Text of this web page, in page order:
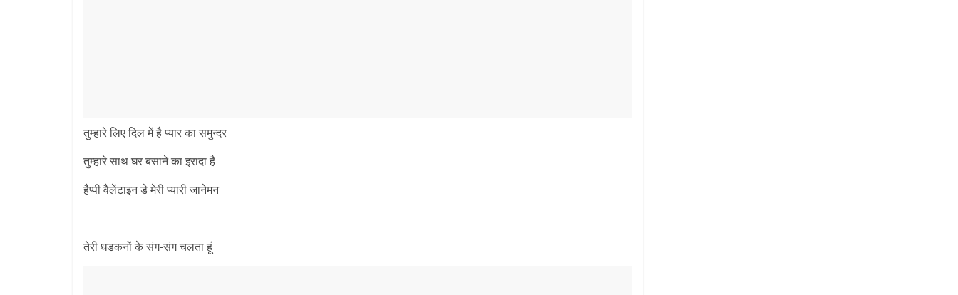
तुम्हारे लिए दिल में है प्यार का समुन्दर
तुम्हारे साथ घर बसाने का इरादा है
हैप्पी वैलेंटाइन डे मेरी प्यारी जानेमन
तेरी धडकनों के संग-संग चलता हूं